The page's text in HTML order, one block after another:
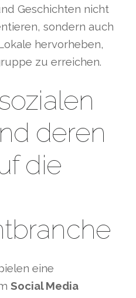
Geschichten nicht
sondern auch
hervorheben,
zu erreichen.
deren
die
eine
Social Media